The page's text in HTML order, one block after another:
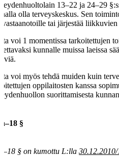
13–22 ja 24–29
olla terveyskeskus. Sen
tai järjestää
voi 1 momentissa tarkoitettujen
kunnalle muissa laeissa
voi myös tehdä muiden kuin
oppilaitosten kanssa
suorittamisesta
§
§ on kumottu L:lla